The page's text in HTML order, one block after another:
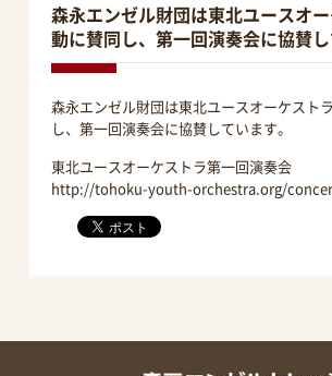
森永エンゼル財団は東北ユースオ
動に賛同し、第一回演奏会に協賛し
森永エンゼル財団は東北ユースオーケスト
し、第一回演奏会に協賛しています。
東北ユースオーケストラ第一回演奏会
http://tohoku-youth-orchestra.org/